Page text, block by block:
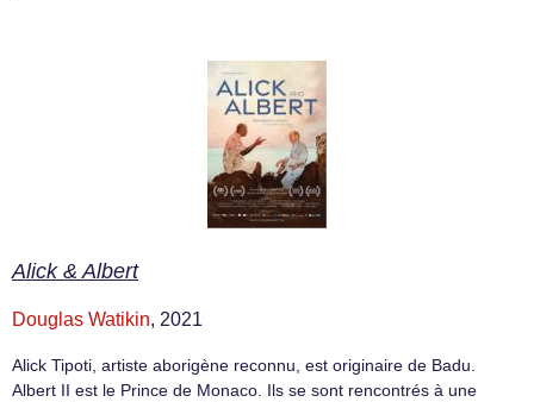
Alick & Albert
Douglas Watikin, 2021
Alick Tipoti, artiste aborigène reconnu, est originaire de Badu.
Albert II est le Prince de Monaco. Ils se sont rencontrés à une